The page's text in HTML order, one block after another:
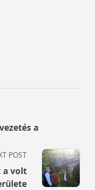
a
POST
a volt